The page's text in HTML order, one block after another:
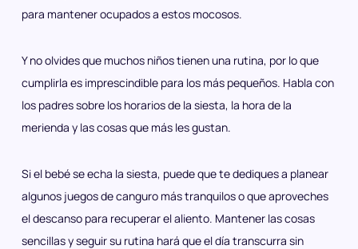
para mantener ocupados a estos mocosos.
Y no olvides que muchos niños tienen una rutina, por lo que
cumplirla es imprescindible para los más pequeños. Habla con
los padres sobre los horarios de la siesta, la hora de la
merienda y las cosas que más les gustan.
Si el bebé se echa la siesta, puede que te dediques a planear
algunos juegos de canguro más tranquilos o que aproveches
el descanso para recuperar el aliento. Mantener las cosas
sencillas y seguir su rutina hará que el día transcurra sin